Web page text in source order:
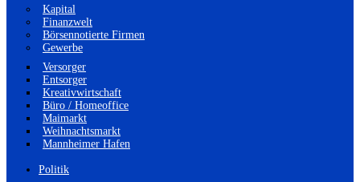
Kapital
Finanzwelt
Börsennotierte Firmen
Gewerbe
Versorger
Entsorger
Kreativwirtschaft
Büro / Homeoffice
Maimarkt
Weihnachtsmarkt
Mannheimer Hafen
Politik